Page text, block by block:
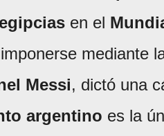
egipcias en el
mediante
Messi, dictó una
argentino es la